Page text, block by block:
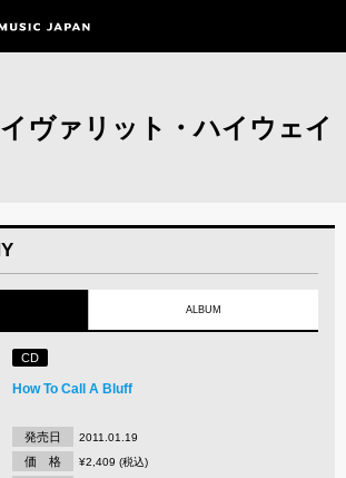
ヴァリット・ハイウェイ
ALBUM
CD
How To Call A Bluff
発売日 2011.01.19
価 格 ¥2,409 (税込)